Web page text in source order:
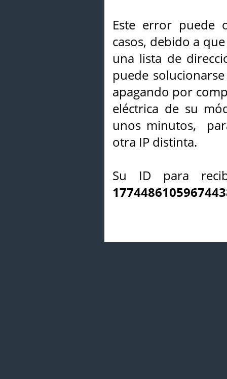
Este error puede
casos, debido a
una lista de
puede
apagando por
eléctrica de su
unos minutos,
otra IP distinta.
Su ID para